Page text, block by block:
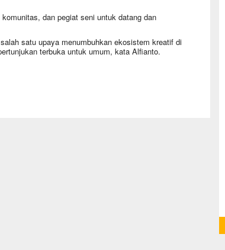
dan pegiat seni untuk datang dan
satu upaya menumbuhkan ekosistem kreatif di
terbuka untuk umum, kata Alfianto.